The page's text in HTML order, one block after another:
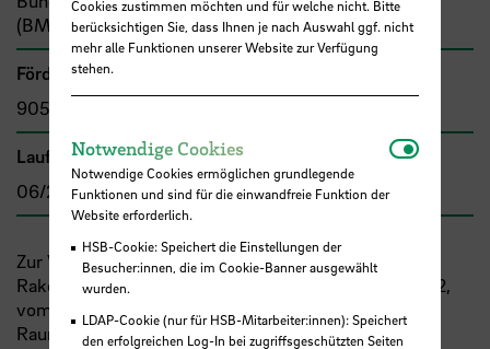
(BMWi)
Förder- bzw. Auftragssumme
905.558,83 €
Laufzeit
06/2017 - 08/2021
Zur Verbesserung der Ingenieurausbildung im Bereich
Raketenantriebe / Raumtransportsysteme wurde 2012,
vom
Raumfahrtmanagement als Projektträger betreut, das
Cookies zustimmen möchten und für welche nicht. Bitte
berücksichtigen Sie, dass Ihnen je nach Auswahl ggf. nicht
mehr alle Funktionen unserer Website zur Verfügung
stehen.
Notwendige Cookies
Notwendige Cookies ermöglichen grundlegende
Funktionen und sind für die einwandfreie Funktion der
Website erforderlich.
HSB-Cookie: Speichert die Einstellungen der
Besucher:innen, die im Cookie-Banner ausgewählt
wurden.
LDAP-Cookie (nur für HSB-Mitarbeiter:innen): Speichert
den erfolgreichen Log-In bei zugriffsgeschützten Seiten